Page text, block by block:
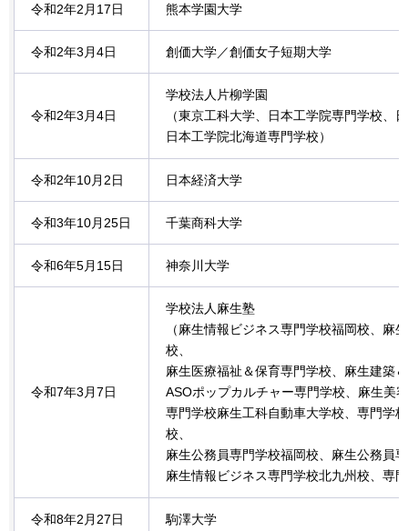
令和2年2月17日 熊本学園大学
令和2年3月4日 創価大学／創価女子短期大学
令和2年3月4日
学校法人片柳学園
（東京工科大学、日本工学院専門学校、
日本工学院北海道専門学校）
令和2年10月2日 日本経済大学
令和3年10月25日 千葉商科大学
令和6年5月15日 神奈川大学
令和7年3月7日
学校法人麻生塾
（麻生情報ビジネス専門学校福岡校、麻
校、
麻生医療福祉＆保育専門学校、麻生建築
ASOポップカルチャー専門学校、麻生美
専門学校麻生工科自動車大学校、専門学
校、
麻生公務員専門学校福岡校、麻生公務員
麻生情報ビジネス専門学校北九州校、専
令和8年2月27日 駒澤大学